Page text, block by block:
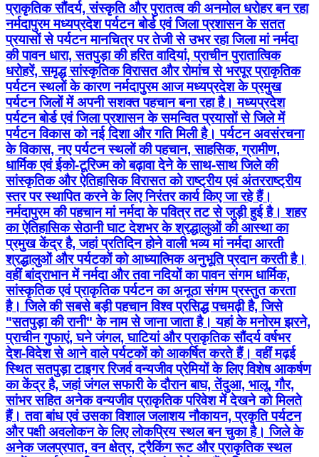
प्राकृतिक सौंदर्य, संस्कृति और पुरातत्व की अनमोल धरोहर बन रहा
नर्मदापुरम मध्यप्रदेश पर्यटन बोर्ड एवं जिला प्रशासन के सतत
प्रयासों से पर्यटन मानचित्र पर तेजी से उभर रहा जिला मां नर्मदा
की पावन धारा, सतपुड़ा की हरित वादियां, प्राचीन पुरातात्विक
धरोहरें, समृद्ध सांस्कृतिक विरासत और रोमांच से भरपूर प्राकृतिक
पर्यटन स्थलों के कारण नर्मदापुरम आज मध्यप्रदेश के प्रमुख
पर्यटन जिलों में अपनी सशक्त पहचान बना रहा है। मध्यप्रदेश
पर्यटन बोर्ड एवं जिला प्रशासन के समन्वित प्रयासों से जिले में
पर्यटन विकास को नई दिशा और गति मिली है। पर्यटन अवसंरचना
के विकास, नए पर्यटन स्थलों की पहचान, साहसिक, ग्रामीण,
धार्मिक एवं ईको-टूरिज्म को बढ़ावा देने के साथ-साथ जिले की
सांस्कृतिक और ऐतिहासिक विरासत को राष्ट्रीय एवं अंतरराष्ट्रीय
स्तर पर स्थापित करने के लिए निरंतर कार्य किए जा रहे हैं।
नर्मदापुरम की पहचान मां नर्मदा के पवित्र तट से जुड़ी हुई है। शहर
का ऐतिहासिक सेठानी घाट देशभर के श्रद्धालुओं की आस्था का
प्रमुख केंद्र है, जहां प्रतिदिन होने वाली भव्य मां नर्मदा आरती
श्रद्धालुओं और पर्यटकों को आध्यात्मिक अनुभूति प्रदान करती है।
वहीं बांद्राभान में नर्मदा और तवा नदियों का पावन संगम धार्मिक,
सांस्कृतिक एवं प्राकृतिक पर्यटन का अनूठा संगम प्रस्तुत करता
है। जिले की सबसे बड़ी पहचान विश्व प्रसिद्ध पचमढ़ी है, जिसे
"सतपुड़ा की रानी" के नाम से जाना जाता है। यहां के मनोरम झरने,
प्राचीन गुफाएं, घने जंगल, घाटियां और प्राकृतिक सौंदर्य वर्षभर
देश-विदेश से आने वाले पर्यटकों को आकर्षित करते हैं। वहीं मढ़ई
स्थित सतपुड़ा टाइगर रिजर्व वन्यजीव प्रेमियों के लिए विशेष आकर्षण
का केंद्र है, जहां जंगल सफारी के दौरान बाघ, तेंदुआ, भालू, गौर,
सांभर सहित अनेक वन्यजीव प्राकृतिक परिवेश में देखने को मिलते
हैं। तवा बांध एवं उसका विशाल जलाशय नौकायन, प्रकृति पर्यटन
और पक्षी अवलोकन के लिए लोकप्रिय स्थल बन चुका है। जिले के
अनेक जलप्रपात, वन क्षेत्र, ट्रैकिंग रूट और प्राकृतिक स्थल